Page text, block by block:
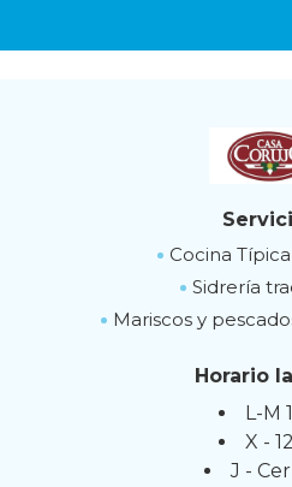
Cocina
Sidrería
Mariscos y
Horario
L-M
X -
J -